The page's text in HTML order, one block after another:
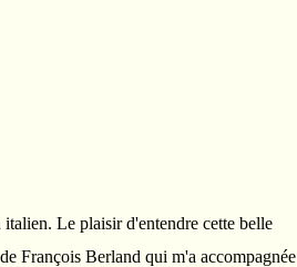
Le plaisir d'entendre cette belle
François Berland qui m'a accompagnée